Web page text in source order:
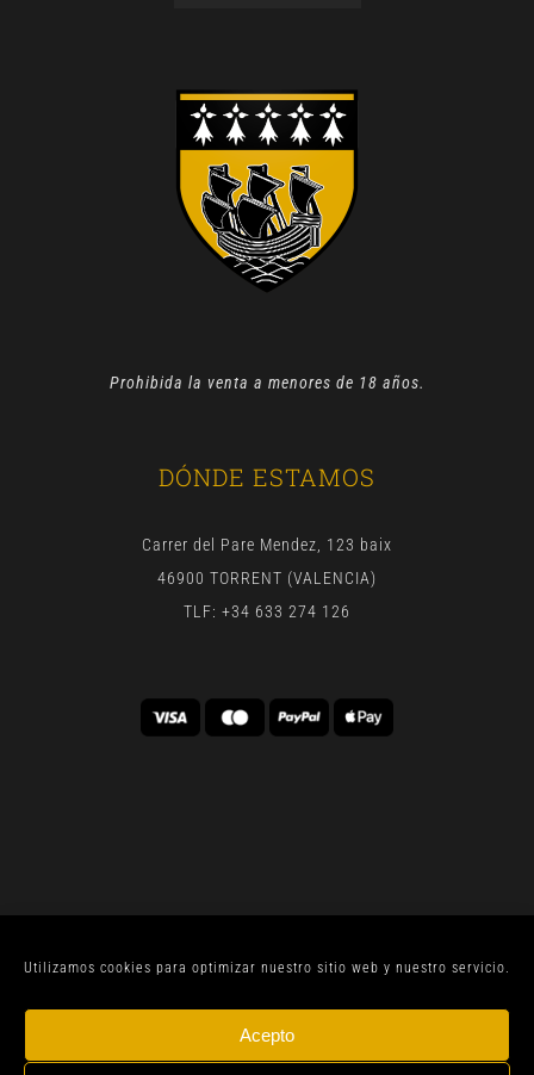
Utilizamos cookies para optimizar nuestro sitio web y nuestro servicio.
Acepto
Prohibida la venta a menores de 18 años.
DÓNDE ESTAMOS
Carrer del Pare Mendez, 123 baix
46900 TORRENT (VALENCIA)
TLF: +34 633 274 126
LOS DERECHOS RESERVADOS | BY